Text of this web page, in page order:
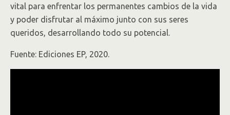
vital para enfrentar los permanentes cambios de la vida
y poder disfrutar al máximo junto con sus seres
queridos, desarrollando todo su potencial.
Fuente: Ediciones EP, 2020.